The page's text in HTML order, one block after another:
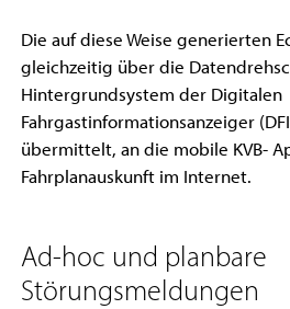
Die auf diese Weise generierten
gleichzeitig über die
Hintergrundsystem der Digitalen
Fahrgastinformationsanzeiger
übermittelt, an die mobile KVB-
Fahrplanauskunft im Internet.
Ad-hoc und planbare
Störungsmeldungen